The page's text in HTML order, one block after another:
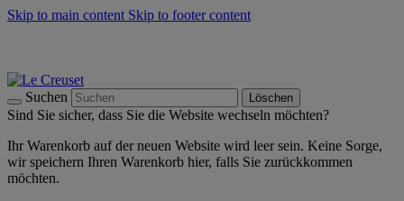
Skip to main content Skip to footer content
Suchen Löschen
Sind Sie sicher, dass Sie die Website wechseln möchten?
Ihr Warenkorb auf der neuen Website wird leer sein. Keine Sorge,
wir speichern Ihren Warenkorb hier, falls Sie zurückkommen
möchten.